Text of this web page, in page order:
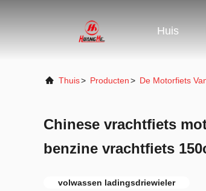
Huis
Thuis> Producten> De Motorfiets
Chinese vrachtfiets
benzine vrachtfiets
volwassen ladingsdriewieler